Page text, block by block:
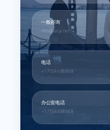
一般咨询
info@larus.net
电话
+1 7154498968
办公室电话
+1 7154498968